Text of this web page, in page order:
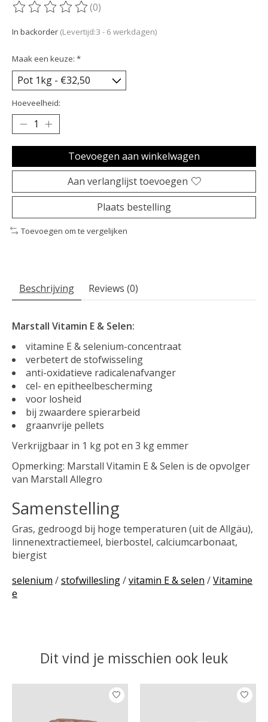
De beoordeling van dit product is
(0)
In backorder (Levertijd:3 - 6 werkdagen)
Maak een keuze: *
Hoeveelheid:
Toevoegen aan winkelwagen
Aan verlanglijst toevoegen
Plaats bestelling
Toevoegen om te vergelijken
Beschrijving Reviews (0)
Marstall Vitamin E & Selen:
vitamine E & selenium-concentraat
verbetert de stofwisseling
anti-oxidatieve radicalenafvanger
cel- en epitheelbescherming
voor losheid
bij zwaardere spierarbeid
graanvrije pellets
Verkrijgbaar in 1 kg pot en 3 kg emmer
Opmerking: Marstall Vitamin E & Selen is de opvolger
van Marstall Allegro
Samenstelling
Gras, gedroogd bij hoge temperaturen (uit de Allgäu),
linnenextractiemeel, bierbostel, calciumcarbonaat,
biergist
selenium /stofwillesling/vitamin E & selen /Vitamine
e
Dit vind je misschien ook leuk
Items van productcarrousel